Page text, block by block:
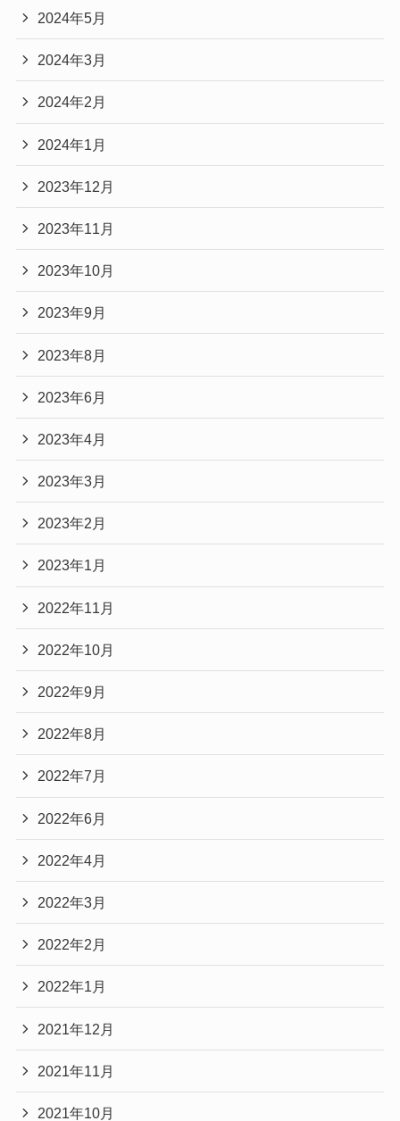
2024年5月
2024年3月
2024年2月
2024年1月
2023年12月
2023年11月
2023年10月
2023年9月
2023年8月
2023年6月
2023年4月
2023年3月
2023年2月
2023年1月
2022年11月
2022年10月
2022年9月
2022年8月
2022年7月
2022年6月
2022年4月
2022年3月
2022年2月
2022年1月
2021年12月
2021年11月
2021年10月